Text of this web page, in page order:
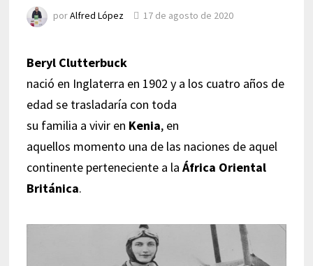
porAlfred López 17 de agosto de 2020
Beryl Clutterbuck
nació en Inglaterra en 1902 y a los cuatro años de
edad se trasladaría con toda
su familia a vivir en Kenia, en
aquellos momento una de las naciones de aquel
continente perteneciente a la África Oriental
Británica.